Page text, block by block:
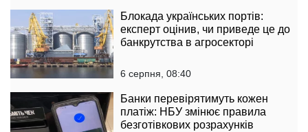
Блокада українських портів:
експерт оцінив, чи приведе це до
банкрутства в агросекторі
6 серпня, 08:40
Банки перевірятимуть кожен
платіж: НБУ змінює правила
безготівкових розрахунків